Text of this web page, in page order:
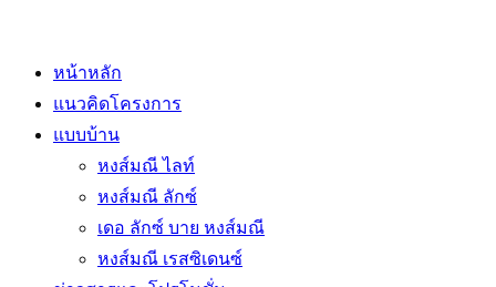
content
หน้าหลัก
แนวคิดโครงการ
แบบบ้าน
หงส์มณี ไลท์
หงส์มณี ลักซ์
เดอ ลักซ์ บาย หงส์มณี
หงส์มณี เรสซิเดนซ์